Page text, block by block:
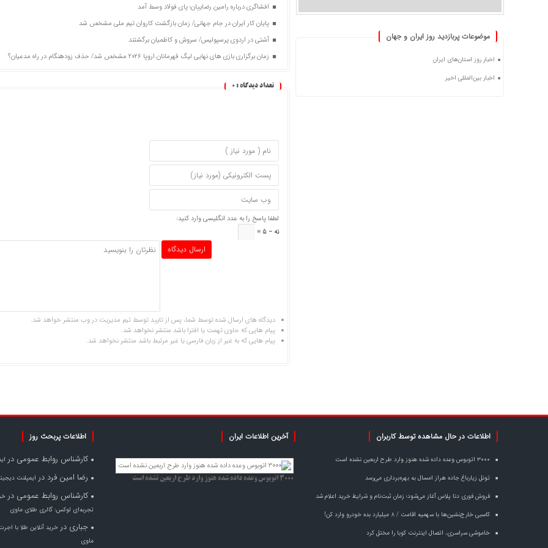
موضوعات پربازدید روز ایران و جهان
اخبار روز استان‌های ایران
اخبار بین‌المللی اخیر
افشاگری درباره رامین رضاییان؛ پای فولاد وسط آمد
پایان کار ایران در جام جهانی/ زمان بازگشت کاروان تیم ملی مشخص شد
آشتی در اردوی پرسپولیس/ سروش و کاظمیان برگشتند
زمان برگزاری بازی های نهایی لیگ قهرمانان اروپا ۲۰۲۶ مشخص شد/ حذف زودهنگام در راه مدعیان؟
تعداد دیدگاه : 0
لطفا پاسخ را به عدد انگلیسی وارد کنید:
نه − 5 =
دیدگاه های ارسال شده توسط شما، پس از تایید توسط تیم مدیریت در وب منتشر خواهد شد.
پیام هایی که حاوی تهمت یا افترا باشد منتشر نخواهد شد.
پیام هایی که به غیر از زبان فارسی یا غیر مرتبط باشد منتشر نخواهد شد.
اطلاعات در حال مشاهده توسط کاربران
۳۰۰۰ اتوبوس وعده داده شده هنوز وارد طرح اربعین نشده است
تونل زیارباغ جاده هراز امسال به بهره‌برداری می‌رسد
فروش فوری دنا پلاس آغاز می‌شود؛ زمان ثبت‌نام و شرایط خرید اعلام شد
کاسبی خارج‌نشین‌ها با سهمیه اقامت / ۸ میلیارد بده خودرو وارد کن!
خاموشی سراسری، اتصال اینترنت کوبا را مختل کرد
آخرین اطلاعات ایران
۳۰۰۰ اتوبوس وعده داده شده هنوز وارد طرح اربعین نشده است
اطلاعات پربحث روز
کارشناس روابط عمومی در
رضا امین فرد در ایمپلنت
کارشناس روابط عمومی در
تجربه‌ای لوکس: گالری طلای ماوی
جباری درخرید آنلاین طلا با
ماوی